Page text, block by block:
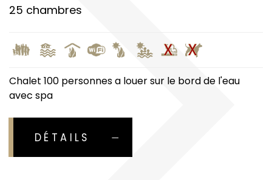
25 chambres
Chalet 100 personnes a louer sur le bord de l'eau
avec spa
DÉTAILS